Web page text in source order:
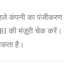
कंपनी का पंजीकरण
की मंज़ूरी चेक करें।
है।